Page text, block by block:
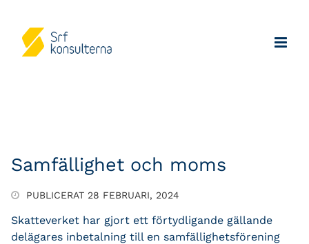
Samfällighet och moms
PUBLICERAT 28 FEBRUARI, 2024
Skatteverket har gjort ett förtydligande gällande
delägares inbetalning till en samfällighetsförening